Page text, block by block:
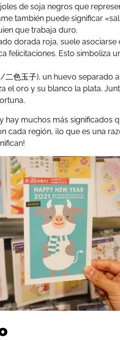
de soja negros que
también puede significar
que trabaja duro.
dorada roja, suele asociarse
felicitaciones. Esto simboliza
二色玉子), un huevo separado
el oro y su blanco la plata.
hay muchos más significados
cada región, ¡lo que es una